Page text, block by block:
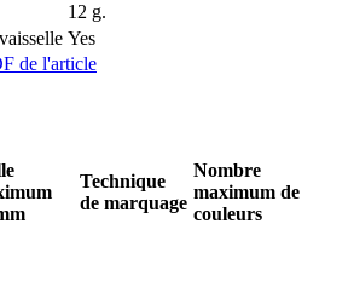
12 g.
Yes
de l'article
Technique
de marquage
Nombre
maximum de
couleurs